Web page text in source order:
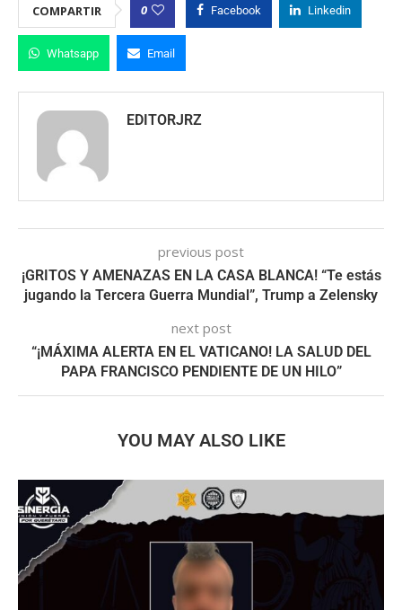
COMPARTIR 0 Facebook Linkedin
Whatsapp Email
EDITORJRZ
previous post
¡GRITOS Y AMENAZAS EN LA CASA BLANCA! “Te estás
jugando la Tercera Guerra Mundial”, Trump a Zelensky
next post
“¡MÁXIMA ALERTA EN EL VATICANO! LA SALUD DEL
PAPA FRANCISCO PENDIENTE DE UN HILO”
YOU MAY ALSO LIKE